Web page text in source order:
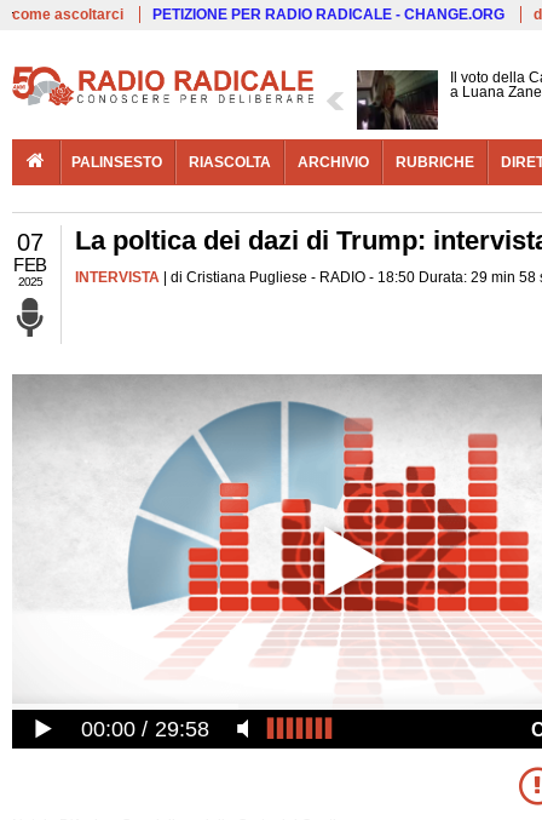
come ascoltarci PETIZIONE PER RADIO RADICALE - CHANGE.ORG
Il voto della
a Luana
PALINSESTO RIASCOLTA ARCHIVIO RUBRICHE
07
FEB
2025
La poltica dei dazi di Trump:
INTERVISTA | di Cristiana Pugliese - RADIO - 18:50 Durata: 29 min 58
00:00 29:58